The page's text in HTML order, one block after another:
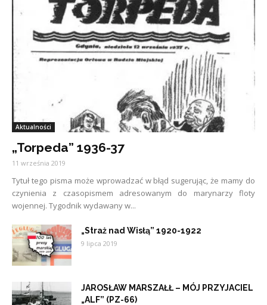
Aktualności
„Torpeda” 1936-37
11 września 2019
Tytuł tego pisma może wprowadzać w błąd sugerując, że mamy do
czynienia z czasopismem adresowanym do marynarzy floty
wojennej. Tygodnik wydawany w...
„Straż nad Wisłą” 1920-1922
9 lipca 2019
JAROSŁAW MARSZAŁŁ – MÓJ PRZYJACIEL
„ALF” (PZ-66)